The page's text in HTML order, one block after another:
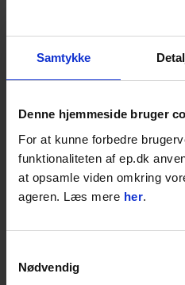
Samtykke
Denne hjemmeside bruger
For at kunne forbedre
funktionaliteten af ep.dk
at opsamle viden omkring
ageren. Læs mere her.
Nødvendig
Max.